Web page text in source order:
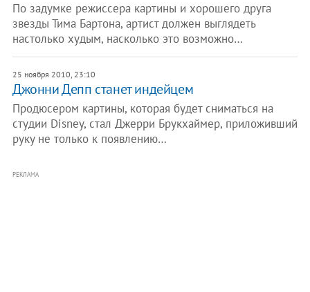
По задумке режиссера картины и хорошего друга
звезды Тима Бартона, артист должен выглядеть
настолько худым, насколько это возможно…
25 ноября 2010, 23:10
Джонни Депп станет индейцем
Продюсером картины, которая будет сниматься на
студии Disney, стал Джерри Брукхаймер, приложивший
руку не только к появлению…
РЕКЛАМА